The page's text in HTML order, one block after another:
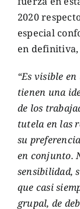
2020
especial
en definitiva,
“Es visible
tienen una
de los
tutela en las
su
en conjunto.
sensibilidad,
que casi
grupal, de